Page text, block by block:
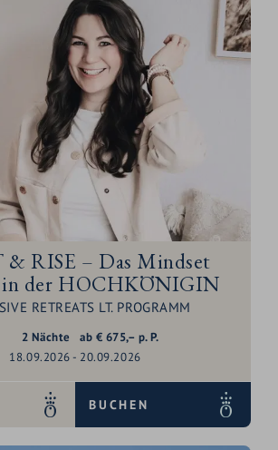
& RISE – Das Mindset
in der HOCHKÖNIGIN
RETREATS LT. PROGRAMM
2 Nächte
18.09.2026 - 20.09.2026
ab € 675,– p. P.
BUCHEN